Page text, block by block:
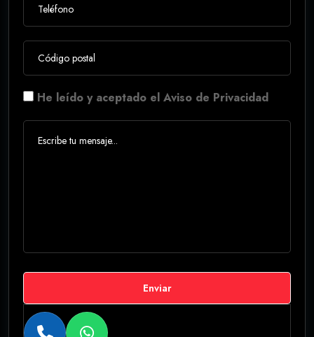
He leído y aceptado el Aviso de Privacidad
Enviar